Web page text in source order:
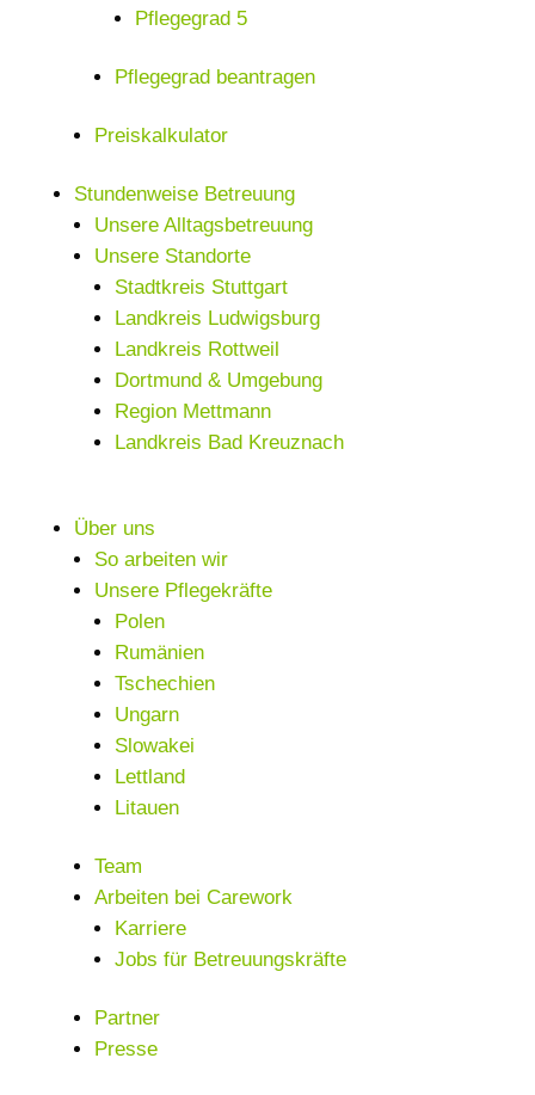
Pflegegrad 5
Pflegegrad beantragen
Preiskalkulator
Stundenweise Betreuung
Unsere Alltagsbetreuung
Unsere Standorte
Stadtkreis Stuttgart
Landkreis Ludwigsburg
Landkreis Rottweil
Dortmund & Umgebung
Region Mettmann
Landkreis Bad Kreuznach
Über uns
So arbeiten wir
Unsere Pflegekräfte
Polen
Rumänien
Tschechien
Ungarn
Slowakei
Lettland
Litauen
Team
Arbeiten bei Carework
Karriere
Jobs für Betreuungskräfte
Partner
Presse